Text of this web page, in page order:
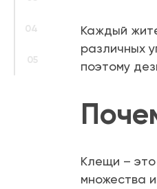
04
05
Каждый
различных
поэтому
Клещи – это
множества